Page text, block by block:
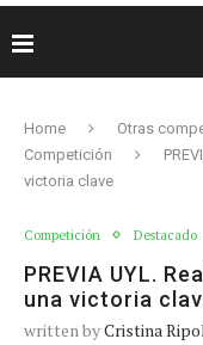
Home Otras
Competición
victoria clave
Competición Destacado
PREVIA UYL.
una victoria
written byCristina